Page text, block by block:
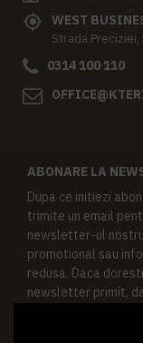
WEST
Strada
0314 100 110
ABONARE LA
Dupa ce initiezi
trimite un email
newsletter-ul
promotional sau
redusa. Daca
newsletter primit,
speciala in contul
contacta oricand